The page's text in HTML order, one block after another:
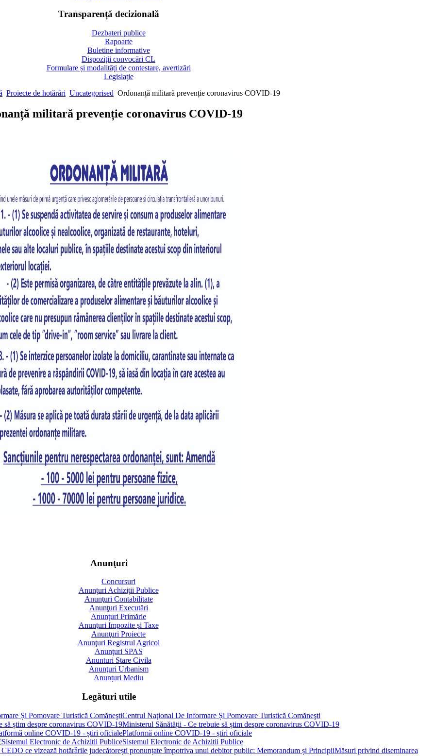
Transparență decizională
Dezbateri publice
Rapoarte
Buletine informative
Dispoziții convocări CL
Formulare și modalități de contestare, avertizări
Legislație
Proiecte de hotărâri Uncategorised Ordonanță militară prevenție coronavirus COVID-19
militară prevenție coronavirus COVID-19
Anunţuri
Concursuri
Anunțuri Achiziții Publice
Anunţuri Contabilitate
Anunţuri Executări
Anunţuri Primărie
Anunţuri Impozite şi Taxe
Anunţuri Proiecte
Anunţuri Registrul Agricol
Anunţuri SPAS
Anunturi Stare Civila
Anunţuri Urbanism
Anunțuri Mediu
Legături utile
Centrul Naţional De Informare Și Pomovare Turistică Comăneşti
Ministerul Sănătății - Ce trebuie să știm despre coronavirus COVID-19
Platformă online COVID-19 - știri oficiale
Sistemul Electronic de Achiziții Publice
Măsuri privind diseminarea